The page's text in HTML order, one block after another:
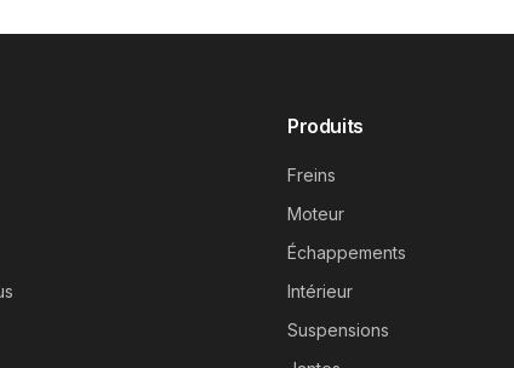
Produits
Freins
Moteur
Échappements
Intérieur
Suspensions